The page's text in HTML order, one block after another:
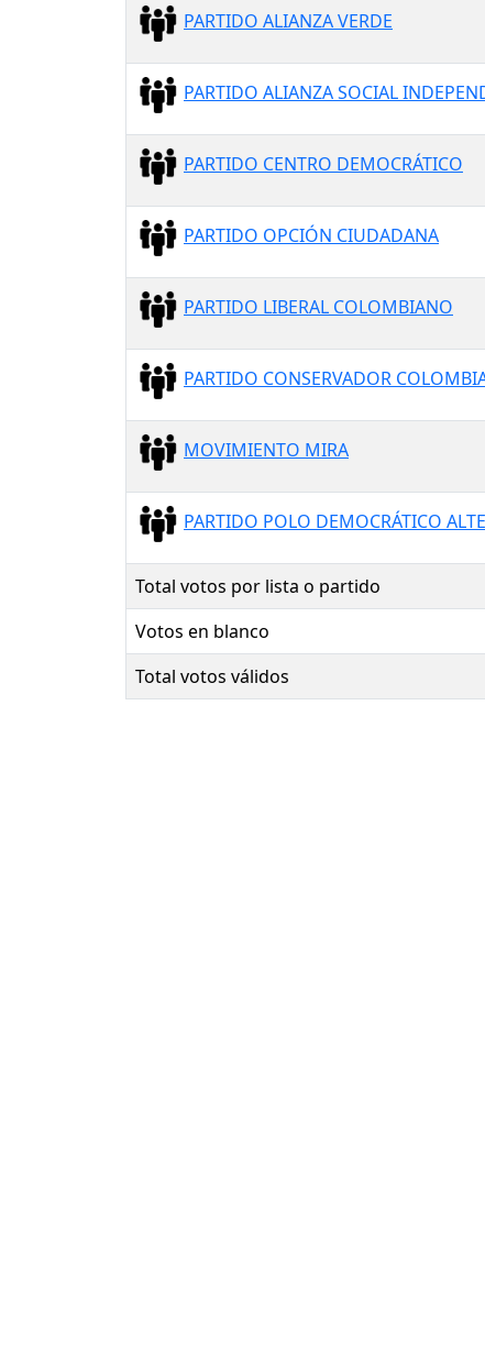
PARTIDO ALIANZA VERDE
PARTIDO ALIANZA SOCIAL
PARTIDO CENTRO DEMOCRÁTICO
PARTIDO OPCIÓN CIUDADANA
PARTIDO LIBERAL COLOMBIANO
PARTIDO CONSERVADOR
MOVIMIENTO MIRA
PARTIDO POLO DEMOCRÁTICO
Total votos por lista o partido
Votos en blanco
Total votos válidos